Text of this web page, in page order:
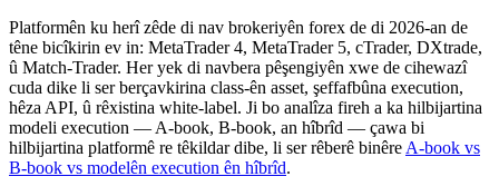
Platformên ku herî zêde di nav brokeriyên forex de di 2026-an de
têne bicîkirin ev in: MetaTrader 4, MetaTrader 5, cTrader, DXtrade,
û Match-Trader. Her yek di navbera pêşengiyên xwe de cihewazî
cuda dike li ser berçavkirina class-ên asset, şeffafbûna execution,
hêza API, û rêxistina white-label. Ji bo analîza fireh a ka hilbijartina
modeli execution — A-book, B-book, an hîbrîd — çawa bi
hilbijartina platformê re têkildar dibe, li ser rêberê binêre A-book vs
B-book vs modelên execution ên hîbrîd.